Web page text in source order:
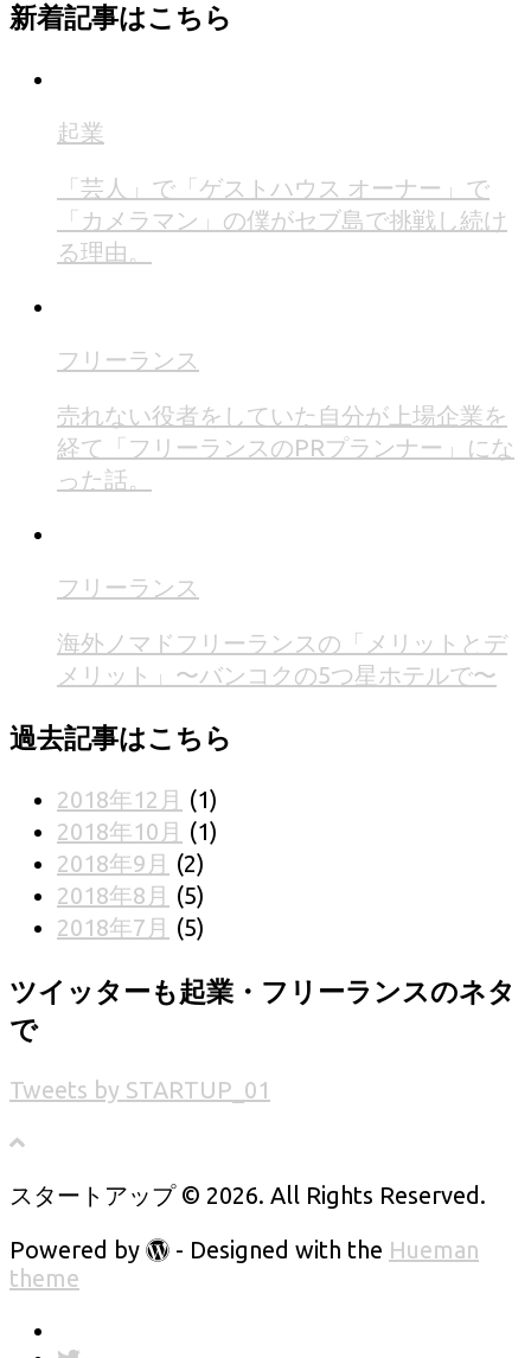
新着記事はこちら
起業
「芸人」で「ゲストハウス オーナー」で
「カメラマン」の僕がセブ島で挑戦し続け
る理由。
フリーランス
売れない役者をしていた自分が上場企業を
経て「フリーランスのPRプランナー」にな
った話。
フリーランス
海外ノマドフリーランスの「メリットとデ
メリット」〜バンコクの5つ星ホテルで〜
過去記事はこちら
2018年12月 (1)
2018年10月 (1)
2018年9月 (2)
2018年8月 (5)
2018年7月 (5)
ツイッターも起業・フリーランスのネタ
で
Tweets by STARTUP_01
スタートアップ © 2026. All Rights Reserved.
Powered by
- Designed with the Hueman
theme